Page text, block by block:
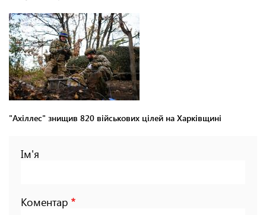
"Ахіллес" знищив 820 військових цілей на Харківщині
Ім'я
Коментар